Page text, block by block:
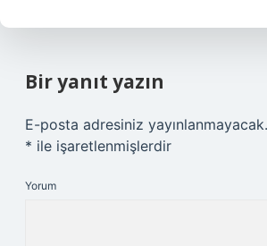
Bir yanıt yazın
E-posta adresiniz yayınlanmayacak.
* ile işaretlenmişlerdir
Yorum